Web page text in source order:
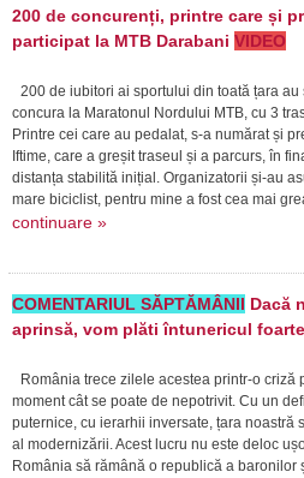
200 de concurenți, printre care și
participat la MTB Darabani VIDEO
200 de iubitori ai sportului din toată țara
concura la Maratonul Nordului MTB, cu 3
Printre cei care au pedalat, s-a numărat și
Iftime, care a greșit traseul și a parcurs, în
distanța stabilită inițial. Organizatorii și-au
mare biciclist, pentru mine a fost cea mai
continuare »
COMENTARIUL SĂPTĂMÂNII Dacă
aprinsă, vom plăti întunericul
România trece zilele acestea printr-o criză
moment cât se poate de nepotrivit. Cu un
puternice, cu ierarhii inversate, țara noastră
al modernizării. Acest lucru nu este deloc
România să rămână o republică a baronilor